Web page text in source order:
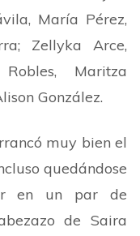
María Pérez,
Zellyka Arce,
Maritza
González.
muy bien el
quedándose
en un par de
de Saira